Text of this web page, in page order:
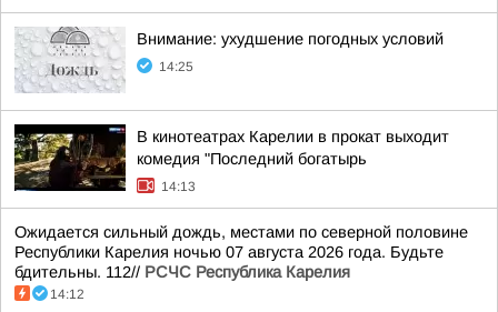
Внимание: ухудшение погодных условий
14:25
В кинотеатрах Карелии в прокат выходит
комедия "Последний богатырь
14:13
Ожидается сильный дождь, местами по северной половине
Республики Карелия ночью 07 августа 2026 года. Будьте
бдительны. 112// РСЧС Республика Карелия
14:12